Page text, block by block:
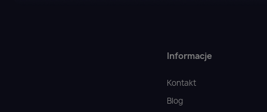
Informacje
Kontakt
Blog